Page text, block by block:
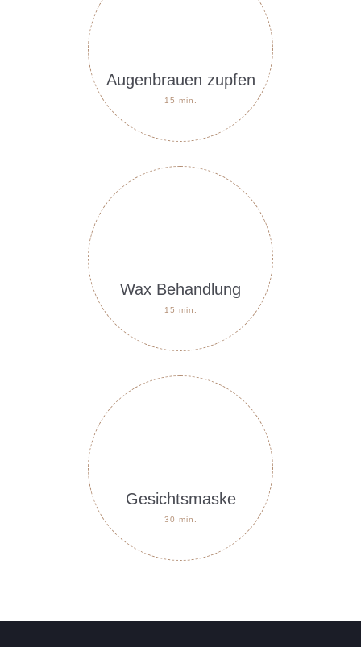
Augenbrauen zupfen
15 min.
Wax Behandlung
15 min.
Gesichtsmaske
30 min.